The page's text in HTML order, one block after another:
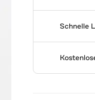
Schnelle